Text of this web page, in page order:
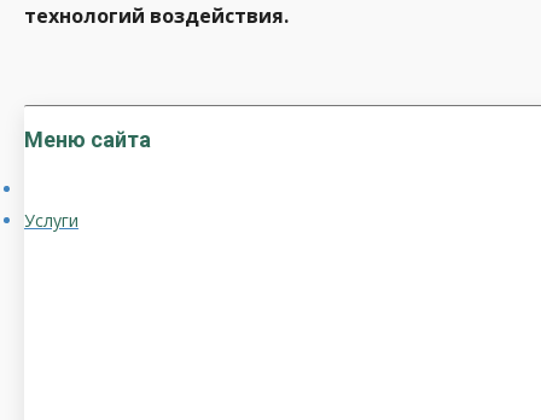
технологий воздействия.
Меню сайта
Услуги